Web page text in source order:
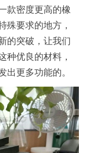
款密度更高的橡
殊要求的地方，
的突破，让我们
种优良的材料，
出更多功能的。